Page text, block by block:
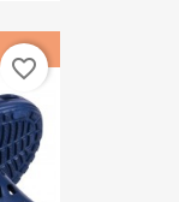
favorite_border